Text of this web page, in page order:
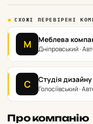
СХОЖІ ПЕРЕВІРЕНІ
М Меблева
Дніпровський ·
С Студія
Голосіївський ·
Про компанію